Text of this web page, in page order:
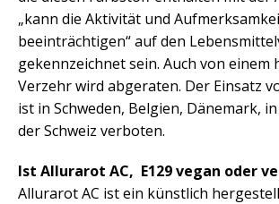
„kann die Aktivität und
beeinträchtigen“ auf den
gekennzeichnet sein. Auch von einem
Verzehr wird abgeraten. Der Einsatz
ist in Schweden, Belgien, Dänemark,
der Schweiz verboten.
Ist Allurarot AC, E129 vegan oder
Allurarot AC ist ein künstlich